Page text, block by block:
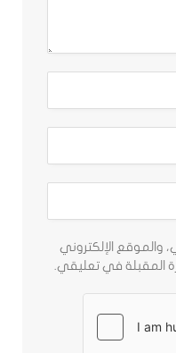
والموقع الإلكتروني
المقبلة في تعليقي.